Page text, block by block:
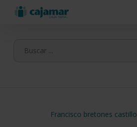
Francisco bretones castillo